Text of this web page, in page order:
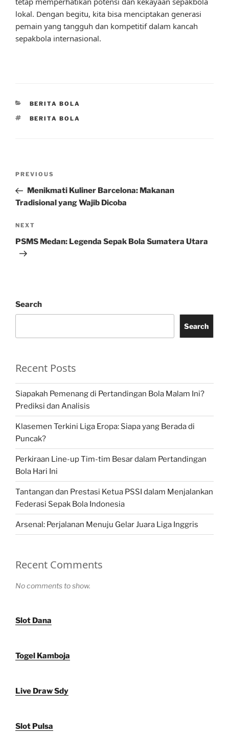
lokal. Dengan begitu, kita bisa menciptakan generasi
pemain yang tangguh dan kompetitif dalam kancah
sepakbola internasional.
CATEGORIES
BERITA BOLA
TAGS
BERITA BOLA
Previous
Post
PREVIOUS
Menikmati Kuliner Barcelona: Makanan
Tradisional yang Wajib Dicoba
Next
Post
NEXT
PSMS Medan: Legenda Sepak Bola Sumatera Utara
Search
Search
Recent Posts
Siapakah Pemenang di Pertandingan Bola Malam Ini?
Prediksi dan Analisis
Klasemen Terkini Liga Eropa: Siapa yang Berada di
Puncak?
Perkiraan Line-up Tim-tim Besar dalam Pertandingan
Bola Hari Ini
Tantangan dan Prestasi Ketua PSSI dalam Menjalankan
Federasi Sepak Bola Indonesia
Arsenal: Perjalanan Menuju Gelar Juara Liga Inggris
Recent Comments
No comments to show.
Slot Dana
Togel Kamboja
Live Draw Sdy
Slot Pulsa